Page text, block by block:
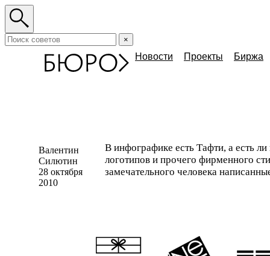
×
Новости Проекты Биржа
Валентин
Силютин
28 октября
2010
В инфографике есть Тафти, а есть ли
логотипов и прочего фирменного
замечательного человека